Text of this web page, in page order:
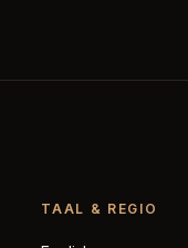
TAAL & REGIO